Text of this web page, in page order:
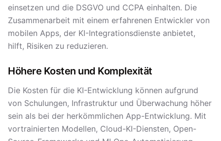
einsetzen und die DSGVO und CCPA einhalten. Die
Zusammenarbeit mit einem erfahrenen Entwickler von
mobilen Apps, der KI-Integrationsdienste anbietet,
hilft, Risiken zu reduzieren.
Höhere Kosten und Komplexität
Die Kosten für die KI-Entwicklung können aufgrund
von Schulungen, Infrastruktur und Überwachung höher
sein als bei der herkömmlichen App-Entwicklung. Mit
vortrainierten Modellen, Cloud-KI-Diensten, Open-